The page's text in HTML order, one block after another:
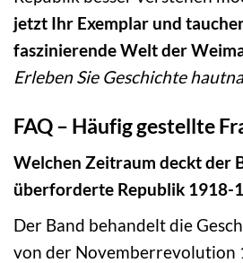
jetzt Ihr Exemplar und
faszinierende Welt der
Erleben Sie Geschichte
FAQ – Häufig gestellte
Welchen Zeitraum deckt der
überforderte Republik 1918-
Der Band behandelt die
von der Novemberrevolution